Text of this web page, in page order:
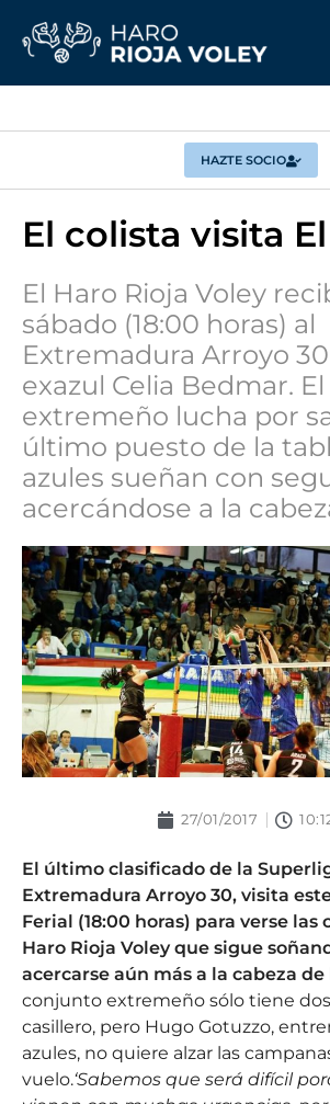
HAZTE SOCIO
El colista visita
El Haro Rioja Voley
sábado (18:00 horas) al
Extremadura Arroyo
exazul Celia Bedmar.
extremeño lucha por
último puesto de la
azules sueñan con
acercándose a la
27/01/2017
El último clasificado de la
Extremadura Arroyo 30, visita
Ferial (18:00 horas) para verse las
Haro Rioja Voley que sigue
acercarse aún más a la cabeza
conjunto extremeño sólo tiene
casillero, pero Hugo Gotuzzo,
azules, no quiere alzar las
vuelo.‘Sabemos que será difícil